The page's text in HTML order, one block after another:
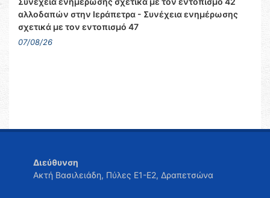
αλλοδαπών στην Ιεράπετρα - Συνέχεια ενημέρωσης
σχετικά με τον εντοπισμό 47
07/08/26
Διεύθυνση
Ακτή Βασιλειάδη, Πύλες Ε1-Ε2, Δραπετσώνα